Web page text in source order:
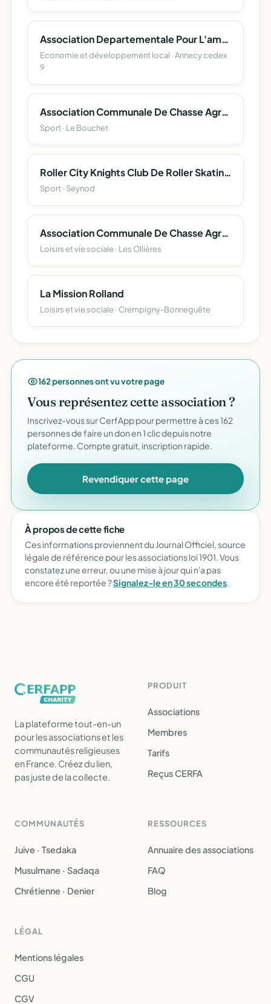
Association Departementale Pour L'amenagement Des Structures Des Exploitations Agricoles De La Haute-Savoie
Economie et développement local · Annecy cedex
9
Association Communale De Chasse Agréée Du Bouchet-Mont-Charvin
Sport · Le Bouchet
Roller City Knights Club De Roller Skating Du District Du Bassin Annecien
Sport · Seynod
Association Communale De Chasse Agréée Des Ollieres
Loisirs et vie sociale · Les Ollières
La Mission Rolland
Loisirs et vie sociale · Crempigny-Bonneguête
162 personnes ont vu votre page
Vous représentez cette association ?
Inscrivez-vous sur CerfApp pour permettre à ces 162
personnes de faire un don en 1 clic depuis notre
plateforme. Compte gratuit, inscription rapide.
Revendiquer cette page
À propos de cette fiche
Ces informations proviennent du Journal Officiel, source
légale de référence pour les associations loi 1901. Vous
constatez une erreur, ou une mise à jour qui n'a pas
encore été reportée ?Signalez-le en 30 secondes.
La plateforme tout-en-un
pour les associations et les
communautés religieuses
en France. Créez du lien,
pas juste de la collecte.
PRODUIT
Associations
Membres
Tarifs
Reçus CERFA
COMMUNAUTÉS
Juive · Tsedaka
Musulmane · Sadaqa
Chrétienne · Denier
RESSOURCES
Annuaire des associations
FAQ
Blog
LÉGAL
Mentions légales
CGU
CGV